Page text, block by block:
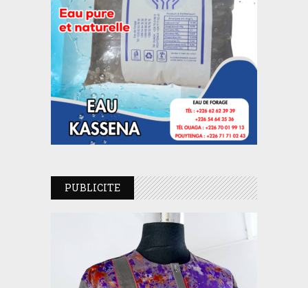
PUBLICITE